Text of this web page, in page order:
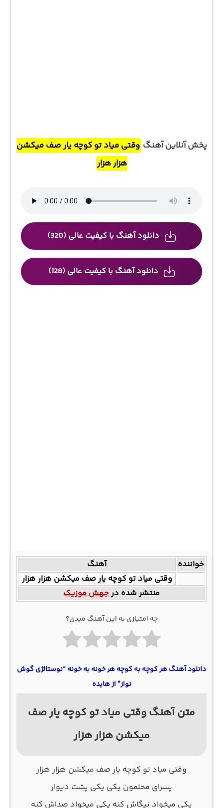
پخش آنلاین آهنگ وقتی میاد تو کوچه یار صف میکشن
هزار هزار
دانلود آهنگ با کیفیت عالی (320)
دانلود آهنگ با کیفیت عالی (128)
خواننده
آهنگ
وقتی میاد تو کوچه یار صف میکشن هزار هزار
منتشر شده درجهش موزیک
چه امتیازی به این آهنگ میدی؟
دانلود آهنگ هر کوچه به کوچه هر خونه به خونه “نوستالژی گوش
نواز” از هایده
متن آهنگ وقتی میاد تو کوچه یار صف
میکشن هزار هزار
وقتی میاد تو کوچه یار صف میکشن هزار هزار
پسرای محلمون یکی یکی پشت دیوار
یکی میخواد نیگاش کنه یکی میخواد صداش کنه